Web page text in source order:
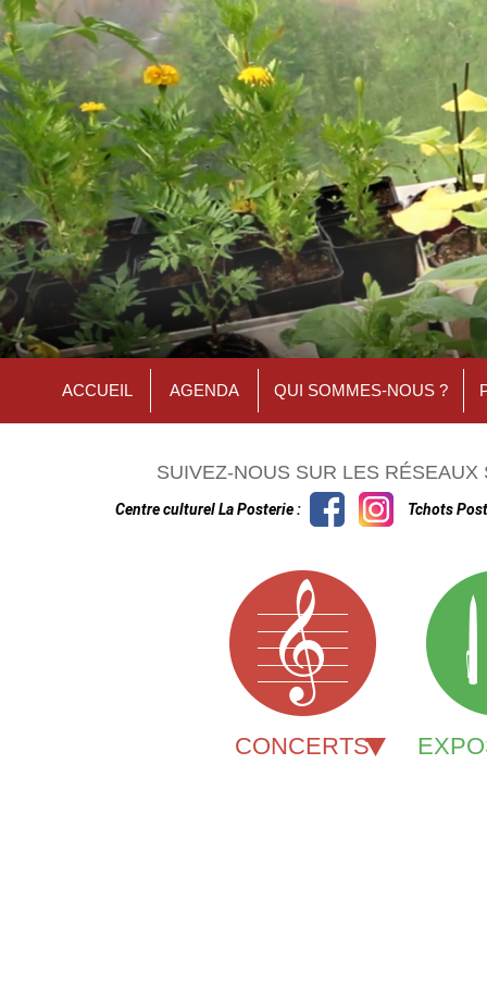
ACCUEIL AGENDA QUI SOMMES-NOUS ?
SUIVEZ-NOUS SUR LES RÉSEAUX
Centre culturel La Posterie : Tchots
CONCERTS